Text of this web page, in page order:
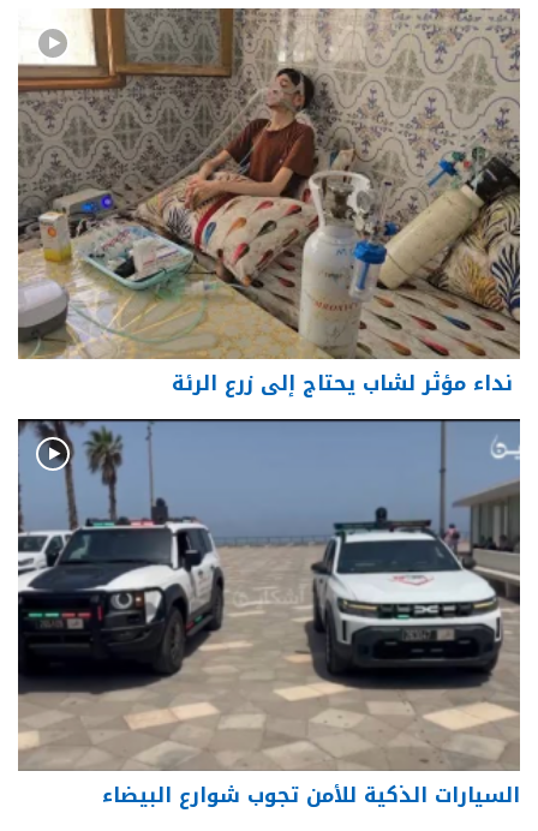
نداء مؤثر لشاب يحتاج إلى زرع الرئة
السيارات الذكية للأمن تجوب شوارع البيضاء